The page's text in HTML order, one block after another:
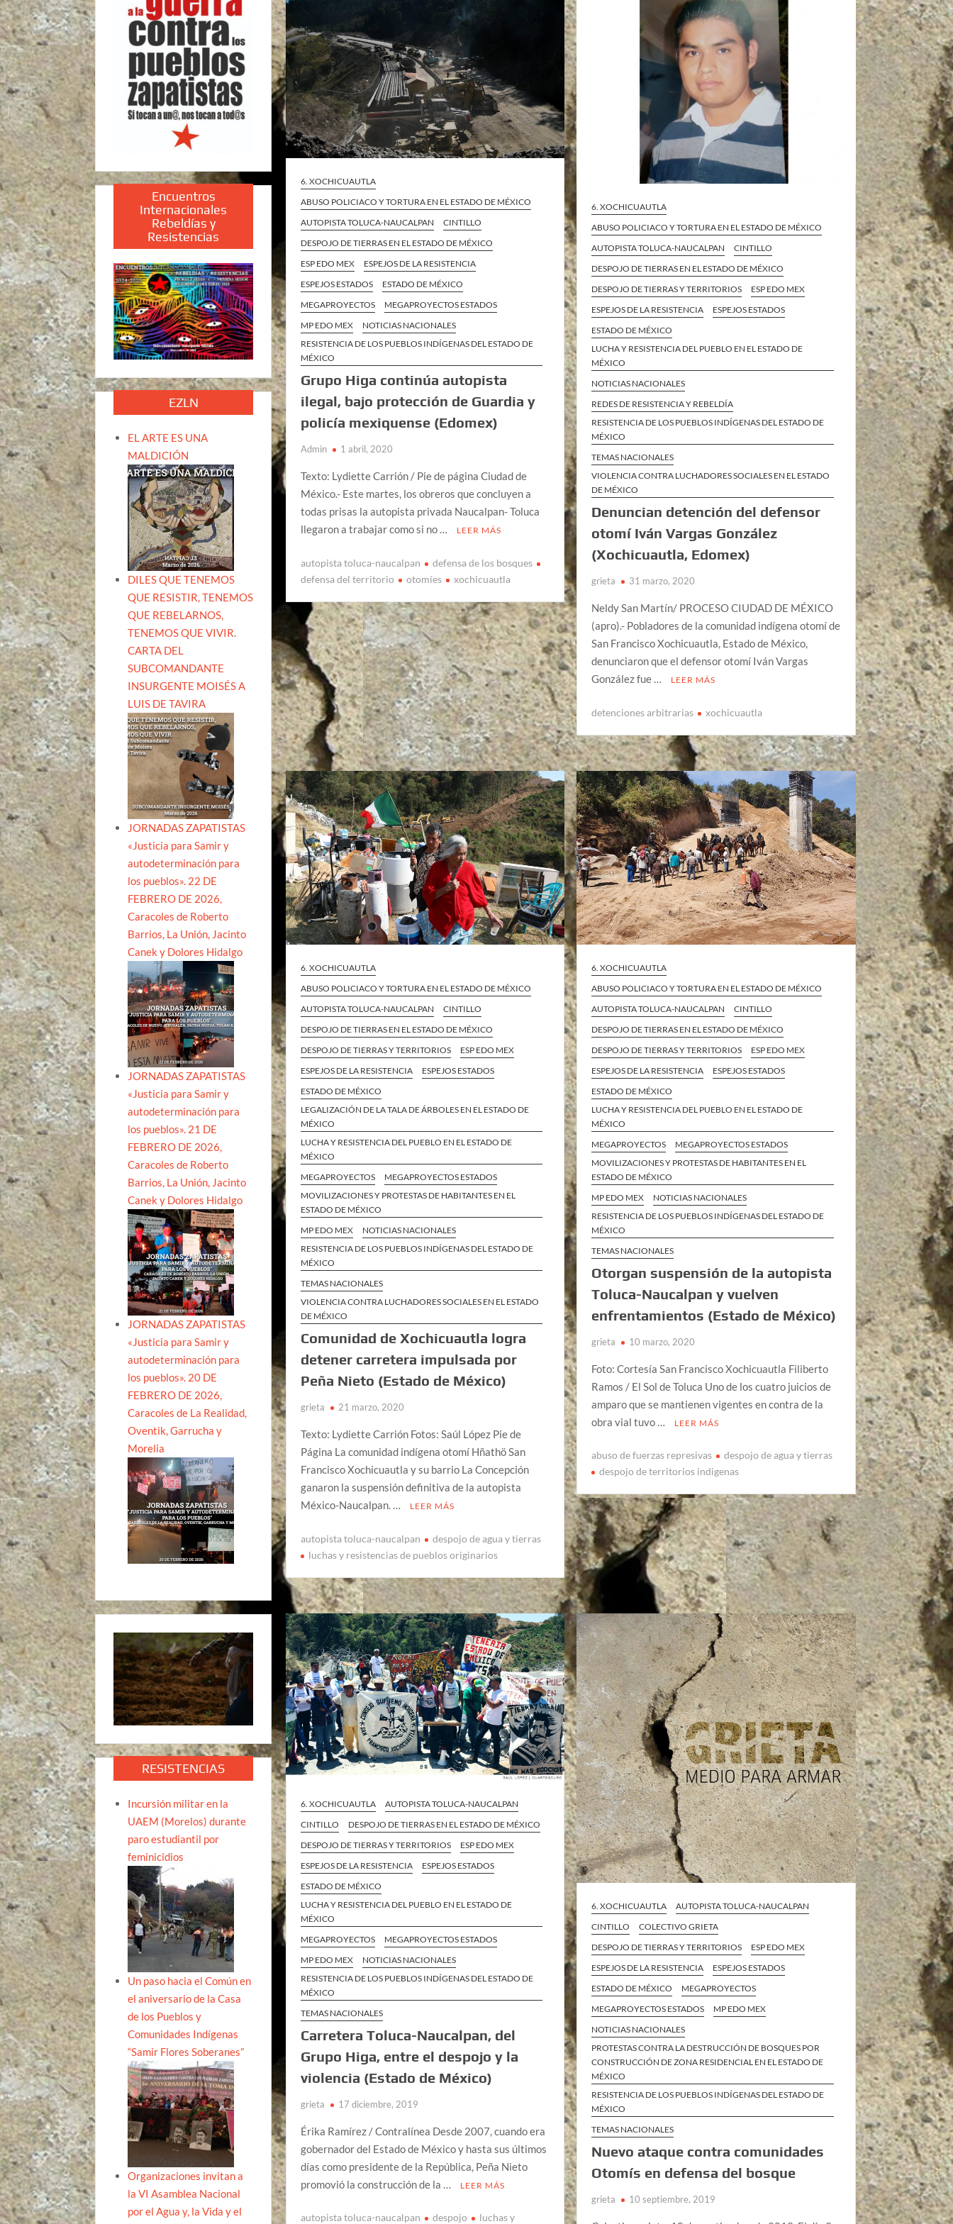
6. XOCHICUAUTLA
ABUSO POLICIACO Y TORTURA EN EL ESTADO DE MÉXICO
AUTOPISTA TOLUCA-NAUCALPAN
CINTILLO
DESPOJO DE TIERRAS EN EL ESTADO DE MÉXICO
ESP EDO MEX
ESPEJOS DE LA RESISTENCIA
ESPEJOS ESTADOS
ESTADO DE MÉXICO
MEGAPROYECTOS
MEGAPROYECTOS ESTADOS
MP EDO MEX
NOTICIAS NACIONALES
RESISTENCIA DE LOS PUEBLOS INDÍGENAS DEL ESTADO DE
MÉXICO
Grupo Higa continúa autopista
ilegal, bajo protección de Guardia y
policía mexiquense (Edomex)
Admin 1 abril, 2020
Texto: Lydiette Carrión / Pie de página Ciudad de
México.- Este martes, los obreros que concluyen a
todas prisas la autopista privada Naucalpan- Toluca
llegaron a trabajar como si no …
LEER MÁS
autopista toluca-naucalpan
defensa de los bosques
defensa del territorio
otomíes xochicuautla
6. XOCHICUAUTLA
ABUSO POLICIACO Y TORTURA EN EL ESTADO DE MÉXICO
AUTOPISTA TOLUCA-NAUCALPAN
CINTILLO
DESPOJO DE TIERRAS EN EL ESTADO DE MÉXICO
DESPOJO DE TIERRAS Y TERRITORIOS
ESP EDO MEX
ESPEJOS DE LA RESISTENCIA
ESPEJOS ESTADOS
ESTADO DE MÉXICO
LUCHA Y RESISTENCIA DEL PUEBLO EN EL ESTADO DE
MÉXICO
NOTICIAS NACIONALES
REDES DE RESISTENCIA Y REBELDÍA
RESISTENCIA DE LOS PUEBLOS INDÍGENAS DEL ESTADO DE
MÉXICO
TEMAS NACIONALES
VIOLENCIA CONTRA LUCHADORES SOCIALES EN EL ESTADO
DE MÉXICO
Denuncian detención del defensor
otomí Iván Vargas González
(Xochicuautla, Edomex)
grieta 31 marzo, 2020
Neldy San Martín/ PROCESO CIUDAD DE MÉXICO
(apro).- Pobladores de la comunidad indígena otomí de
San Francisco Xochicuautla, Estado de México,
denunciaron que el defensor otomí Iván Vargas
González fue …
LEER MÁS
detenciones arbitrarias xochicuautla
6. XOCHICUAUTLA
ABUSO POLICIACO Y TORTURA EN EL ESTADO DE MÉXICO
AUTOPISTA TOLUCA-NAUCALPAN
CINTILLO
DESPOJO DE TIERRAS EN EL ESTADO DE MÉXICO
DESPOJO DE TIERRAS Y TERRITORIOS
ESP EDO MEX
ESPEJOS DE LA RESISTENCIA
ESPEJOS ESTADOS
ESTADO DE MÉXICO
LEGALIZACIÓN DE LA TALA DE ÁRBOLES EN EL ESTADO DE
MÉXICO
LUCHA Y RESISTENCIA DEL PUEBLO EN EL ESTADO DE
MÉXICO
MEGAPROYECTOS
MEGAPROYECTOS ESTADOS
MOVILIZACIONES Y PROTESTAS DE HABITANTES EN EL
ESTADO DE MÉXICO
MP EDO MEX
NOTICIAS NACIONALES
RESISTENCIA DE LOS PUEBLOS INDÍGENAS DEL ESTADO DE
MÉXICO
TEMAS NACIONALES
VIOLENCIA CONTRA LUCHADORES SOCIALES EN EL ESTADO
DE MÉXICO
Comunidad de Xochicuautla logra
detener carretera impulsada por
Peña Nieto (Estado de México)
grieta 21 marzo, 2020
Texto: Lydiette Carrión Fotos: Saúl López Pie de
Página La comunidad indígena otomí Hñathö San
Francisco Xochicuautla y su barrio La Concepción
ganaron la suspensión definitiva de la autopista
México-Naucalpan. …
LEER MÁS
autopista toluca-naucalpan
despojo de agua y tierras
luchas y resistencias de pueblos originarios
6. XOCHICUAUTLA
ABUSO POLICIACO Y TORTURA EN EL ESTADO DE MÉXICO
AUTOPISTA TOLUCA-NAUCALPAN
CINTILLO
DESPOJO DE TIERRAS EN EL ESTADO DE MÉXICO
DESPOJO DE TIERRAS Y TERRITORIOS
ESP EDO MEX
ESPEJOS DE LA RESISTENCIA
ESPEJOS ESTADOS
ESTADO DE MÉXICO
LUCHA Y RESISTENCIA DEL PUEBLO EN EL ESTADO DE
MÉXICO
MEGAPROYECTOS
MEGAPROYECTOS ESTADOS
MOVILIZACIONES Y PROTESTAS DE HABITANTES EN EL
ESTADO DE MÉXICO
MP EDO MEX
NOTICIAS NACIONALES
RESISTENCIA DE LOS PUEBLOS INDÍGENAS DEL ESTADO DE
MÉXICO
TEMAS NACIONALES
Otorgan suspensión de la autopista
Toluca-Naucalpan y vuelven
enfrentamientos (Estado de México)
grieta 10 marzo, 2020
Foto: Cortesía San Francisco Xochicuautla Filiberto
Ramos / El Sol de Toluca Uno de los cuatro juicios de
amparo que se mantienen vigentes en contra de la
obra vial tuvo …
LEER MÁS
abuso de fuerzas represivas
despojo de agua y tierras
despojo de territorios indigenas
6. XOCHICUAUTLA
AUTOPISTA TOLUCA-NAUCALPAN
CINTILLO
DESPOJO DE TIERRAS EN EL ESTADO DE MÉXICO
DESPOJO DE TIERRAS Y TERRITORIOS
ESP EDO MEX
ESPEJOS DE LA RESISTENCIA
ESPEJOS ESTADOS
ESTADO DE MÉXICO
LUCHA Y RESISTENCIA DEL PUEBLO EN EL ESTADO DE
MÉXICO
MEGAPROYECTOS
MEGAPROYECTOS ESTADOS
MP EDO MEX
NOTICIAS NACIONALES
RESISTENCIA DE LOS PUEBLOS INDÍGENAS DEL ESTADO DE
MÉXICO
TEMAS NACIONALES
Carretera Toluca-Naucalpan, del
Grupo Higa, entre el despojo y la
violencia (Estado de México)
grieta 17 diciembre, 2019
Érika Ramírez / Contralínea Desde 2007, cuando era
gobernador del Estado de México y hasta sus últimos
días como presidente de la República, Peña Nieto
promovió la construcción de la …
LEER MÁS
autopista toluca-naucalpan despojo luchas y
6. XOCHICUAUTLA
AUTOPISTA TOLUCA-NAUCALPAN
CINTILLO
COLECTIVO GRIETA
DESPOJO DE TIERRAS Y TERRITORIOS
ESP EDO MEX
ESPEJOS DE LA RESISTENCIA
ESPEJOS ESTADOS
ESTADO DE MÉXICO
MEGAPROYECTOS
MEGAPROYECTOS ESTADOS
MP EDO MEX
NOTICIAS NACIONALES
PROTESTAS CONTRA LA DESTRUCCIÓN DE BOSQUES POR
CONSTRUCCIÓN DE ZONA RESIDENCIAL EN EL ESTADO DE
MÉXICO
RESISTENCIA DE LOS PUEBLOS INDÍGENAS DEL ESTADO DE
MÉXICO
TEMAS NACIONALES
Nuevo ataque contra comunidades
Otomís en defensa del bosque
grieta 10 septiembre, 2019
Encuentros
Internacionales
Rebeldías y
Resistencias
EZLN
EL ARTE ES UNA
MALDICIÓN
DILES QUE TENEMOS
QUE RESISTIR, TENEMOS
QUE REBELARNOS,
TENEMOS QUE VIVIR.
CARTA DEL
SUBCOMANDANTE
INSURGENTE MOISÉS A
LUIS DE TAVIRA
JORNADAS ZAPATISTAS
«Justicia para Samir y
autodeterminación para
los pueblos». 22 DE
FEBRERO DE 2026,
Caracoles de Roberto
Barrios, La Unión, Jacinto
Canek y Dolores Hidalgo
JORNADAS ZAPATISTAS
«Justicia para Samir y
autodeterminación para
los pueblos». 21 DE
FEBRERO DE 2026,
Caracoles de Roberto
Barrios, La Unión, Jacinto
Canek y Dolores Hidalgo
JORNADAS ZAPATISTAS
«Justicia para Samir y
autodeterminación para
los pueblos». 20 DE
FEBRERO DE 2026,
Caracoles de La Realidad,
Oventik, Garrucha y
Morelia
RESISTENCIAS
Incursión militar en la
UAEM (Morelos) durante
paro estudiantil por
feminicidios
Un paso hacia el Común en
el aniversario de la Casa
de los Pueblos y
Comunidades Indígenas
“Samir Flores Soberanes”
Organizaciones invitan a
la VI Asamblea Nacional
por el Agua y, la Vida y el